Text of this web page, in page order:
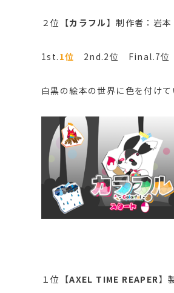
２位【カラフル】制作者：岩本
1st. 1位 2nd.2位 Final.7位
白黒の絵本の世界に色を付け
１位【AXEL TIME REAPER】